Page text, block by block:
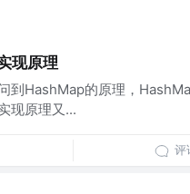
现原理
到HashMap的原理，
现原理又...
评